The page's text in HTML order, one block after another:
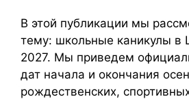
В этой публикации мы
тему: школьные каникулы
2027. Мы приведем
дат начала и окончания
рождественских,